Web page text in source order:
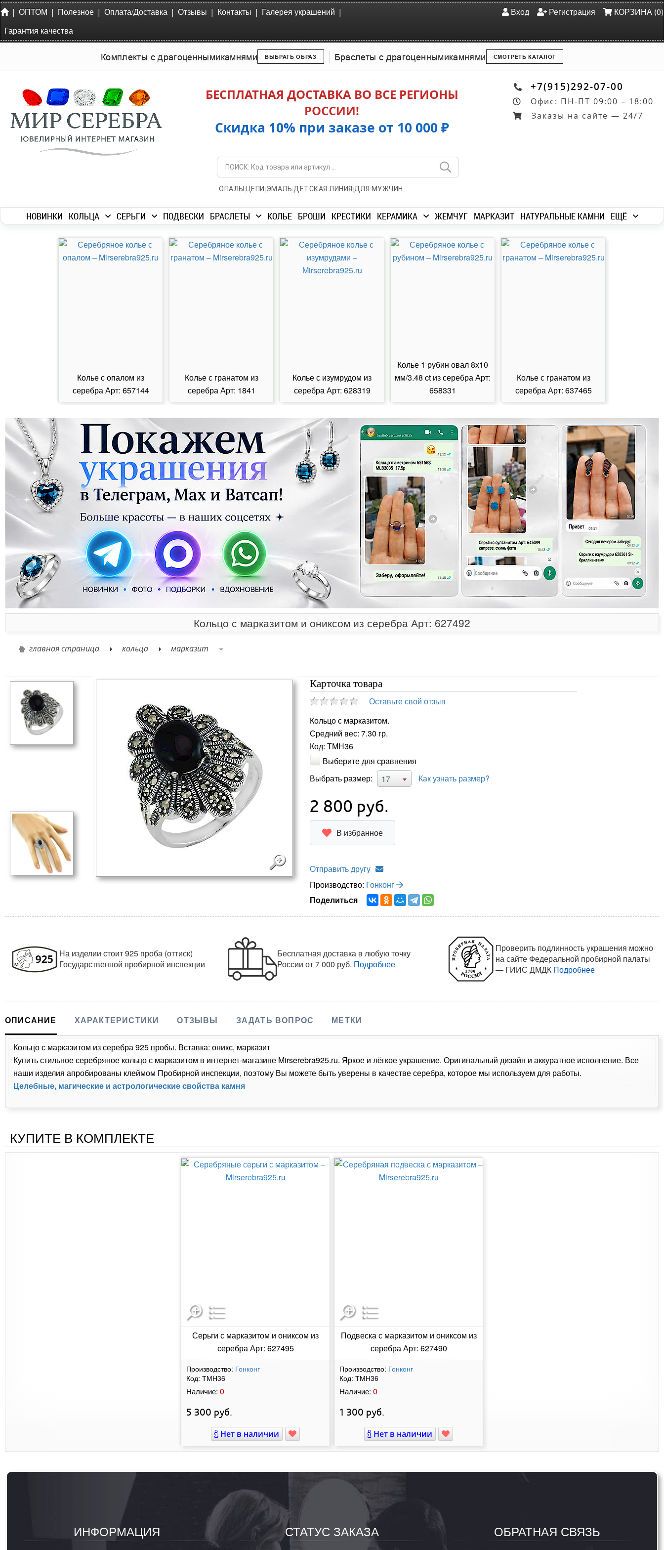
| ОПТОМ | Полезное | Оплата/Доставка | Отзывы | Контакты | Галерея украшений |
Гарантия качества
Вход Регистрация КОРЗИНА (0)
Комплекты с драгоценнымикамнями ВЫБРАТЬ ОБРАЗ Браслеты с драгоценнымикамнями СМОТРЕТЬ КАТАЛОГ
БЕСПЛАТНАЯ ДОСТАВКА ВО ВСЕ РЕГИОНЫ
РОССИИ!
Скидка 10% при заказе от 10 000 ₽
ОПАЛЫ | ЦЕПИ |ЭМАЛЬ|ДЕТСКАЯ ЛИНИЯ |ДЛЯ МУЖЧИН
+7(915)292-07-00
Офис: ПН-ПТ 09:00 – 18:00
Заказы на сайте — 24/7
НОВИНКИ КОЛЬЦА СЕРЬГИ ПОДВЕСКИ БРАСЛЕТЫ КОЛЬЕ БРОШИ КРЕСТИКИ КЕРАМИКА ЖЕМЧУГ МАРКАЗИТ НАТУРАЛЬНЫЕ КАМНИ ЕЩЁ
Колье с опалом из
серебра Арт: 657144
Колье с гранатом из
серебра Арт: 1841
Колье с изумрудом из
серебра Арт: 628319
Колье 1 рубин овал 8х10
мм/3.48 ct из серебра Арт:
658331
Колье с гранатом из
серебра Арт: 637465
Кольцо с марказитом и ониксом из серебра Арт: 627492
главная страница кольца марказит
Карточка товара
Оставьте свой отзыв
Кольцо с марказитом.
Средний вес: 7.30 гр.
Код: ТМН36
Выберите для сравнения
Выбрать размер:
17 Как узнать размер?
2 800 руб.
В избранное
Отправить другу
Производство: Гонконг
Поделиться
На изделии стоит 925 проба (оттиск)
Государственной пробирной инспекции
Бесплатная доставка в любую точку
Россииот 7 000 руб. Подробнее
Проверить подлинность украшения можно
на сайте Федеральной пробирной палаты
— ГИИС ДМДК Подробнее
ОПИСАНИЕ ХАРАКТЕРИСТИКИ ОТЗЫВЫ ЗАДАТЬ ВОПРОС МЕТКИ
Кольцо с марказитом из серебра 925 пробы. Вставка: оникс, марказит
Купить стильное серебряное кольцо с марказитом в интернет-магазине Mirserebra925.ru. Яркое и лёгкое украшение. Оригинальный дизайн и аккуратное исполнение. Все
наши изделия апробированы клеймом Пробирной инспекции, поэтому Вы можете быть уверены в качестве серебра, которое мы используем для работы.
Целебные, магические и астрологические свойства камня
КУПИТЕ В КОМПЛЕКТЕ
Серьги с марказитом и ониксом из
серебра Арт: 627495
Производство: Гонконг
Код: ТМН36
Наличие: 0
5 300 руб.
Нет в наличии
Подвеска с марказитом и ониксом из
серебра Арт: 627490
Производство: Гонконг
Код: ТМН36
Наличие: 0
1 300 руб.
Нет в наличии
ИНФОРМАЦИЯ СТАТУС ЗАКАЗА ОБРАТНАЯ СВЯЗЬ